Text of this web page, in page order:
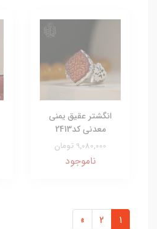
انگشتر عقیق یمنی
معدنی کد2413
9,080,000 تومان
ناموجود
1
2
»